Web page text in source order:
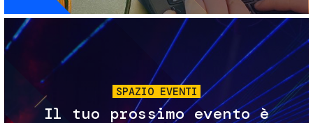
Immagine
SPAZIO EVENTI
Il tuo prossimo evento è